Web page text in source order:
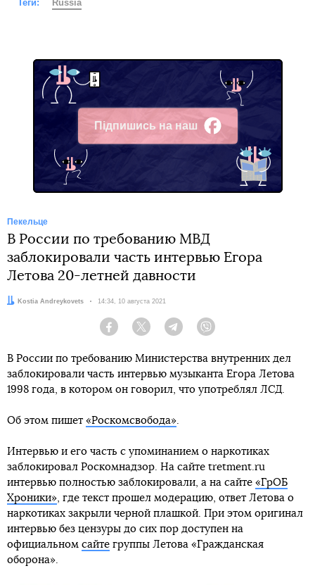
Теги: Russia
Підпишись на наш
Facebook
Пекельце
В России по требованию МВД
заблокировали часть интервью Егора
Летова 20-летней давности
Автор:Kostia Andreykovets Дата:
14:34, 10 августа 2021
Facebook Twitter Telegram
В России по требованию Министерства внутренних дел
заблокировали часть интервью музыканта Егора Летова
1998 года, в котором он говорил, что употреблял ЛСД.
Об этом пишет «Роскомсвобода».
Интервью и его часть с упоминанием о наркотиках
заблокировал Роскомнадзор. На сайте tretment.ru
интервью полностью заблокировали, а на сайте «ГрОБ
Хроники», где текст прошел модерацию, ответ Летова о
наркотиках закрыли черной плашкой. При этом оригинал
интервью без цензуры до сих пор доступен на
официальном сайте группы Летова «Гражданская
оборона».